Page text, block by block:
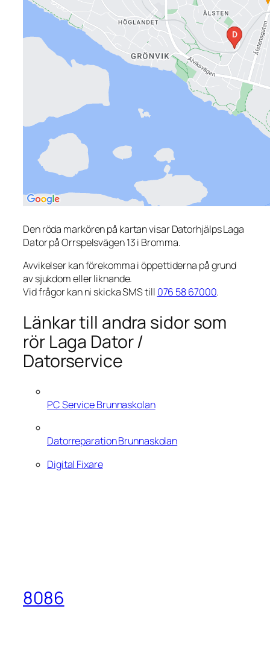
Den röda markören på kartan visar Datorhjälps Laga
Dator på Orrspelsvägen 13 i Bromma.
Avvikelser kan förekomma i öppettiderna på grund
av sjukdom eller liknande.
Vid frågor kan ni skicka SMS till 076 58 67000.
Länkar till andra sidor som
rör Laga Dator /
Datorservice
PC Service Brunnaskolan
Datorreparation Brunnaskolan
Digital Fixare
8086